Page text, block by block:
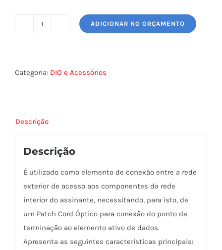
DE
FIBRAS)
ADICIONAR NO ORÇAMENTO
Categoria: DIO e Acessórios
Descrição
Descrição
É utilizado como elemento de conexão entre a rede
exterior de acesso aos componentes da rede
interior do assinante, necessitando, para isto, de
um Patch Cord Óptico para conexão do ponto de
terminação ao elemento ativo de dados.
Apresenta as seguintes características principais: